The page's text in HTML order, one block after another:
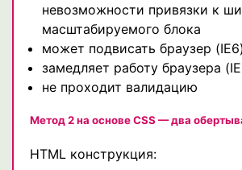
невозможности привязки к
масштабируемого блока
может подвисать браузер (IE6)
замедляет работу браузера
не проходит валидацию
Метод 2 на основе CSS — два
HTML конструкция: